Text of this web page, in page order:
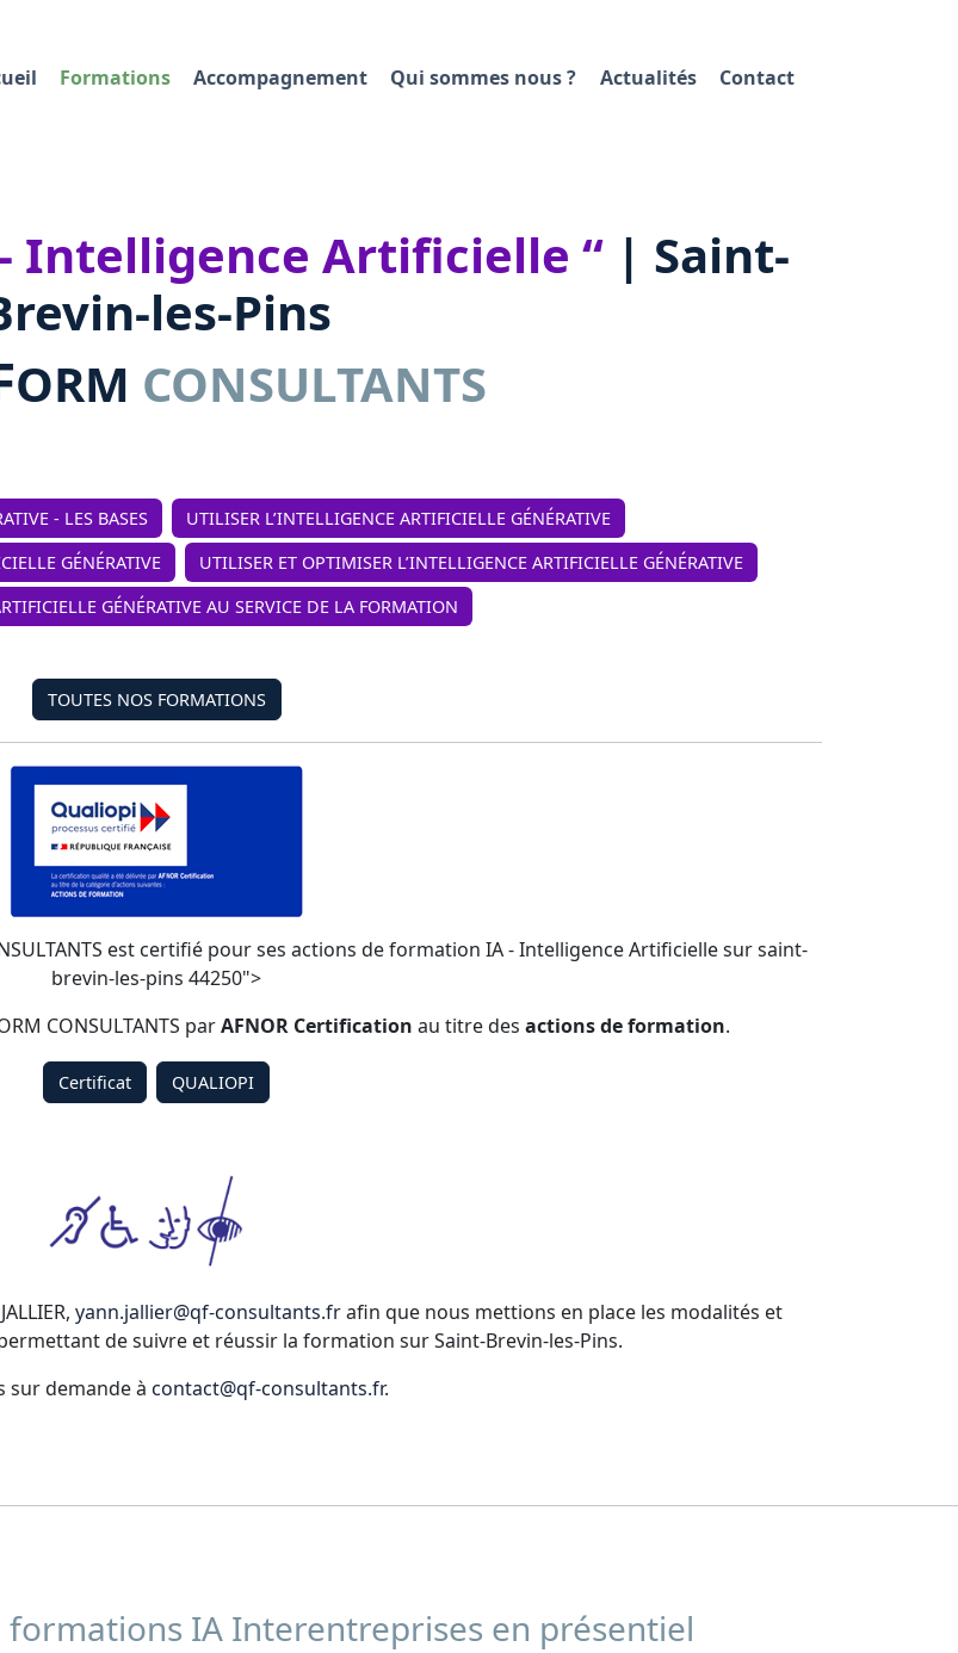
Formations Accompagnement Qui sommes nous ? Actualités Contact
Intelligence Artificielle “| Saint-
les-Pins
ORM CONSULTANTS
- LES BASES
UTILISER L’INTELLIGENCE ARTIFICIELLE GÉNÉRATIVE
GÉNÉRATIVE
UTILISER ET OPTIMISER L’INTELLIGENCE ARTIFICIELLE GÉNÉRATIVE
GÉNÉRATIVE AU SERVICE DE LA FORMATION
TOUTES NOS FORMATIONS
est certifié pour ses actions de formation IA - Intelligence Artificielle sur saint-
brevin-les-pins 44250">
CONSULTANTS parAFNOR Certification au titre des actions de formation.
Certificat QUALIOPI
yann.jallier@qf-consultants.frafin que nous mettions en place les modalités et
de suivre et réussir la formation sur Saint-Brevin-les-Pins.
sur demande à contact@qf-consultants.fr.
formations IA Interentreprises en présentiel